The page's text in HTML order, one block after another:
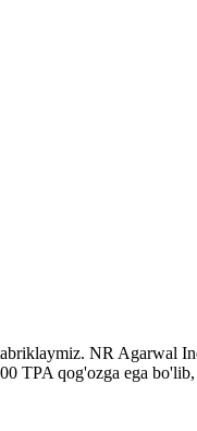
NR Agarwal
TPA qog'ozga ega